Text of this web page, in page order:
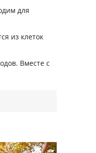
для
из клеток
Вместе с